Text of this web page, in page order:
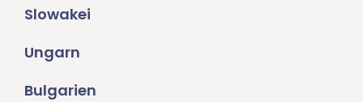
Slowakei
Ungarn
Bulgarien